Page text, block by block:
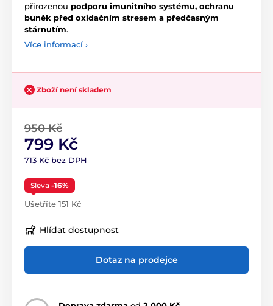
přirozenou podporu imunitního systému, ochranu
buněk před oxidačním stresem a předčasným
stárnutím.
Více informací ›
Zboží není skladem
950 Kč
799 Kč
713 Kč bez DPH
Sleva -16%
Ušetříte 151 Kč
Hlídat dostupnost
Dotaz na prodejce